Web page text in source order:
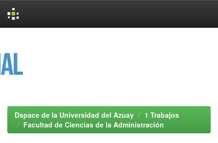
Dspace de la Universidad del Azuay
1 Trabajos
Facultad de Ciencias de la Administración